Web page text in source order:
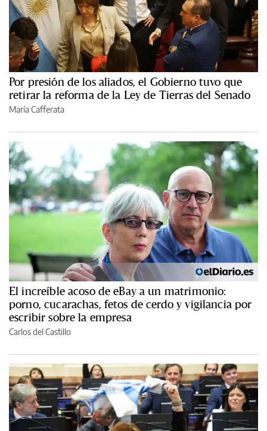
Por presión de los aliados, el Gobierno tuvo que
retirar la reforma de la Ley de Tierras del Senado
María Cafferata
El increíble acoso de eBay a un matrimonio:
porno, cucarachas, fetos de cerdo y vigilancia por
escribir sobre la empresa
Carlos del Castillo